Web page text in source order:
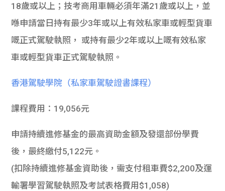
18歲或以上；技考商用車輛必須年滿21歲或以上，並
喺申請當日持有最少3年或以上有效私家車或輕型貨車
嘅正式駕駛執照， 或持有最少2年或以上嘅有效私家
車或輕型貨車正式駕駛執照。
香港駕駛學院（私家車駕駛證書課程）
課程費用：19,056元
申請持續進修基金的最高資助金額及發還部份學費
後，最終繳付5,122元。
(扣除持續進修基金資助後，需支付租車費$2,200及運
輸署學習駕駛執照及考試表格費用$1,058)